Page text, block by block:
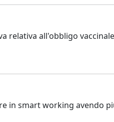
relativa all'obbligo vaccinale
in smart working avendo